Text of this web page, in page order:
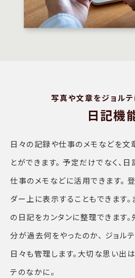
写真や文章をジョル
日記機
日々の記録や仕事のメモなどを文
とができます。 予定だけでなく、
仕事のメモなどに活用できます。
ダー上に表示することもできます
の日記をカンタンに整理できます
分が過去何をやったのか、 ジョル
日々も管理します。大切な思い出
テのなかに。